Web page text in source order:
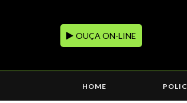
OUÇA ON-LINE
HOME